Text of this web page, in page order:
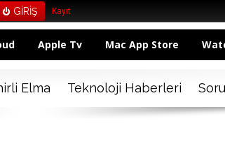
Kayıt
Apple Tv Mac App Store
Elma Teknoloji Haberleri